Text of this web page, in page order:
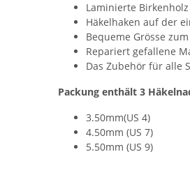
Laminierte
Häkelhaken auf der
Bequeme Grösse
Repariert gefallene
Das Zubehör für alle
Packung enthält 3
3.50mm(US 4)
4.50mm (US 7)
5.50mm (US 9)